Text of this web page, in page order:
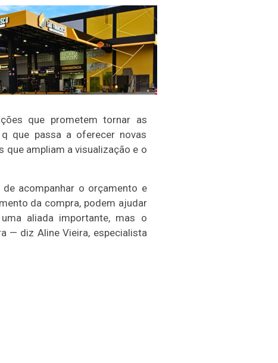
que prometem tornar as
que passa a oferecer novas
que ampliam a visualização e o
acompanhar o orçamento e
da compra, podem ajudar
aliada importante, mas o
— diz Aline Vieira, especialista